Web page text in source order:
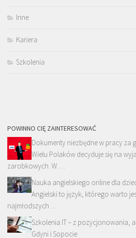
Inne
Kariera
Szkolenia
POWINNO CIĘ ZAINTERESOWAĆ
Dokumenty niezbędne w pracy za
Wielu Polaków decyduje się na
zarobkowych. W …
Nauka angielskiego online dla
Angielski to język, którego warto
najmłodszych …
Szkolenia IT – z pozycjonowania,
Gdyni i Sopocie